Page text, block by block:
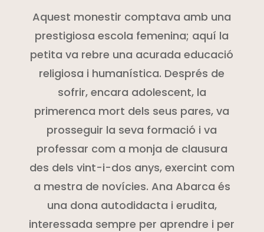
Aquest monestir comptava amb una
prestigiosa escola femenina; aquí la
petita va rebre una acurada educació
religiosa i humanística. Després de
sofrir, encara adolescent, la
primerenca mort dels seus pares, va
prosseguir la seva formació i va
professar com a monja de clausura
des dels vint-i-dos anys, exercint com
a mestra de novícies. Ana Abarca és
una dona autodidacta i erudita,
interessada sempre per aprendre i per